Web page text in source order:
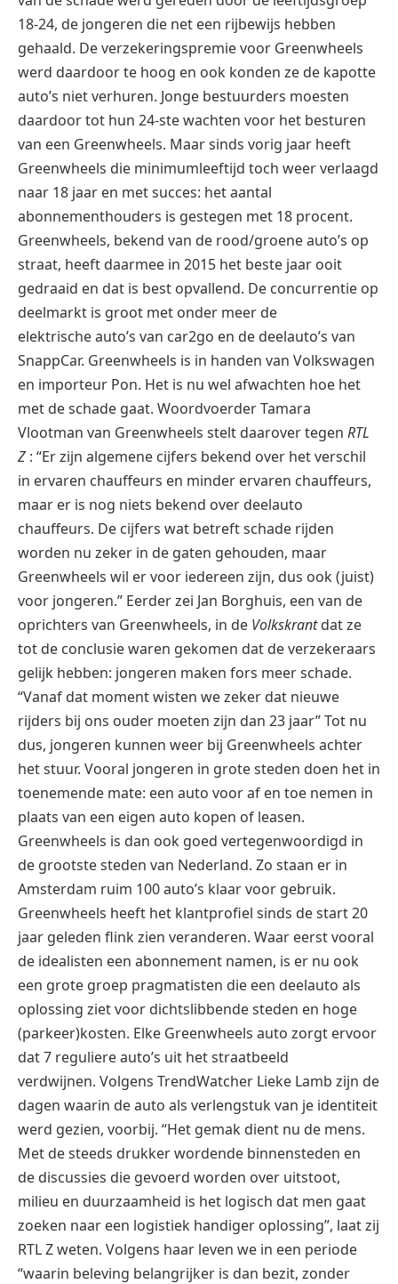
18-24, de jongeren die net een rijbewijs hebben
gehaald. De verzekeringspremie voor Greenwheels
werd daardoor te hoog en ook konden ze de kapotte
auto’s niet verhuren. Jonge bestuurders moesten
daardoor tot hun 24-ste wachten voor het besturen
van een Greenwheels. Maar sinds vorig jaar heeft
Greenwheels die minimumleeftijd toch weer verlaagd
naar 18 jaar en met succes: het aantal
abonnementhouders is gestegen met 18 procent.
Greenwheels, bekend van de rood/groene auto’s op
straat, heeft daarmee in 2015 het beste jaar ooit
gedraaid en dat is best opvallend. De concurrentie op
deelmarkt is groot met onder meer de
elektrische auto’s van car2go en de deelauto’s van
SnappCar. Greenwheels is in handen van Volkswagen
en importeur Pon. Het is nu wel afwachten hoe het
met de schade gaat. Woordvoerder Tamara
Vlootman van Greenwheels stelt daarover tegen RTL
Z : “Er zijn algemene cijfers bekend over het verschil
in ervaren chauffeurs en minder ervaren chauffeurs,
maar er is nog niets bekend over deelauto
chauffeurs. De cijfers wat betreft schade rijden
worden nu zeker in de gaten gehouden, maar
Greenwheels wil er voor iedereen zijn, dus ook (juist)
voor jongeren.” Eerder zei Jan Borghuis, een van de
oprichters van Greenwheels, in de Volkskrantdat ze
tot de conclusie waren gekomen dat de verzekeraars
gelijk hebben: jongeren maken fors meer schade.
“Vanaf dat moment wisten we zeker dat nieuwe
rijders bij ons ouder moeten zijn dan 23 jaar” Tot nu
dus, jongeren kunnen weer bij Greenwheels achter
het stuur. Vooral jongeren in grote steden doen het in
toenemende mate: een auto voor af en toe nemen in
plaats van een eigen auto kopen of leasen.
Greenwheels is dan ook goed vertegenwoordigd in
de grootste steden van Nederland. Zo staan er in
Amsterdam ruim 100 auto’s klaar voor gebruik.
Greenwheels heeft het klantprofiel sinds de start 20
jaar geleden flink zien veranderen. Waar eerst vooral
de idealisten een abonnement namen, is er nu ook
een grote groep pragmatisten die een deelauto als
oplossing ziet voor dichtslibbende steden en hoge
(parkeer)kosten. Elke Greenwheels auto zorgt ervoor
dat 7 reguliere auto’s uit het straatbeeld
verdwijnen. Volgens TrendWatcher Lieke Lamb zijn de
dagen waarin de auto als verlengstuk van je identiteit
werd gezien, voorbij. “Het gemak dient nu de mens.
Met de steeds drukker wordende binnensteden en
de discussies die gevoerd worden over uitstoot,
milieu en duurzaamheid is het logisch dat men gaat
zoeken naar een logistiek handiger oplossing”, laat zij
RTL Z weten. Volgens haar leven we in een periode
“waarin beleving belangrijker is dan bezit, zonder